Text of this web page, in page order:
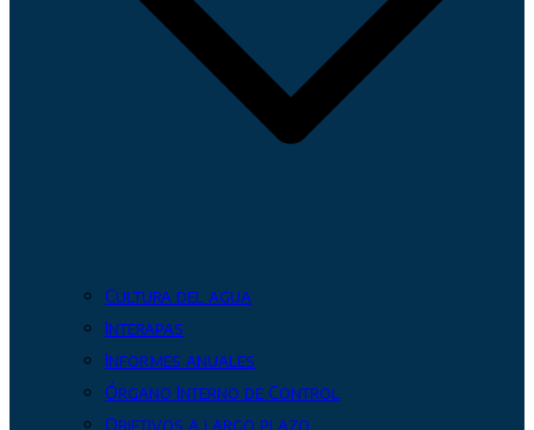
Cultura del agua
Interapas
Informes anuales
Órgano Interno de Control
Objetivos a largo plazo